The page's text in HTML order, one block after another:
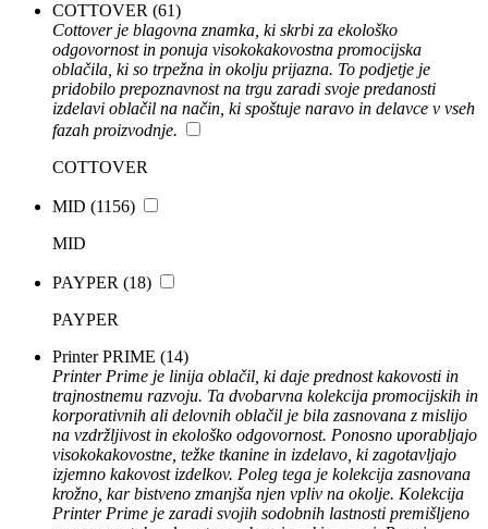
COTTOVER (61)
Cottover je blagovna znamka, ki skrbi za ekološko
odgovornost in ponuja visokokakovostna promocijska
oblačila, ki so trpežna in okolju prijazna. To podjetje je
pridobilo prepoznavnost na trgu zaradi svoje predanosti
izdelavi oblačil na način, ki spoštuje naravo in delavce v vseh
fazah proizvodnje.
COTTOVER
MID (1156)
MID
PAYPER (18)
PAYPER
Printer PRIME (14)
Printer Prime je linija oblačil, ki daje prednost kakovosti in
trajnostnemu razvoju. Ta dvobarvna kolekcija promocijskih in
korporativnih ali delovnih oblačil je bila zasnovana z mislijo
na vzdržljivost in ekološko odgovornost. Ponosno uporabljajo
visokokakovostne, težke tkanine in izdelavo, ki zagotavljajo
izjemno kakovost izdelkov. Poleg tega je kolekcija zasnovana
krožno, kar bistveno zmanjša njen vpliv na okolje. Kolekcija
Printer Prime je zaradi svojih sodobnih lastnosti premišljeno